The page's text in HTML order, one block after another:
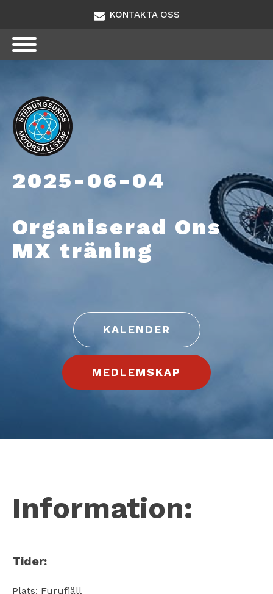
KONTAKTA OSS
2025-06-04
Organiserad Ons
MX träning
KALENDER
MEDLEMSKAP
Information:
Tider:
Plats: Furufjäll